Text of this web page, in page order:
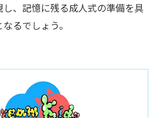
、記憶に残る成人式の準備を具
るでしょう。